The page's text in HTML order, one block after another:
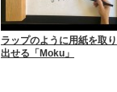
ラップのように用紙を取り
出せる「Moku」